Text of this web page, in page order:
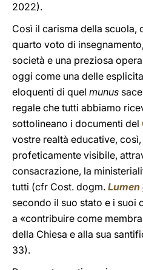
2022).
Così il carisma della scuola,
quarto voto di
società e una preziosa
oggi come una delle
eloquenti di quel munus
regale che tutti abbiamo
sottolineano i documenti del
vostre realtà educative,
profeticamente visibile,
consacrazione, la
tutti (cfr Cost. dogm. Lumen
secondo il suo stato e i suoi
a «contribuire come
della Chiesa e alla sua
33).